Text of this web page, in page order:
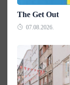
The Get Out
07.08.2026.